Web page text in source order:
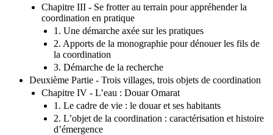
Chapitre III - Se frotter au terrain pour appréhender la
coordination en pratique
1. Une démarche axée sur les pratiques
2. Apports de la monographie pour dénouer les fils de
la coordination
3. Démarche de la recherche
Deuxième Partie - Trois villages, trois objets de coordination
Chapitre IV - L’eau : Douar Omarat
1. Le cadre de vie : le douar et ses habitants
2. L’objet de la coordination : caractérisation et histoire
d’émergence